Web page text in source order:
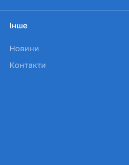
Інше
Новини
Контакти